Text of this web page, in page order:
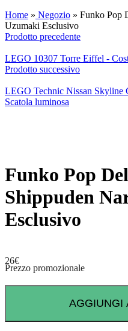
Home » Negozio » Funko Pop
Uzumaki Esclusivo
Prodotto precedente
LEGO 10307 Torre Eiffel -
Prodotto successivo
LEGO Technic Nissan Skyline
Scatola luminosa
Funko Pop
Shippuden
Esclusivo
26€
Prezzo promozionale
AGGIUNGI